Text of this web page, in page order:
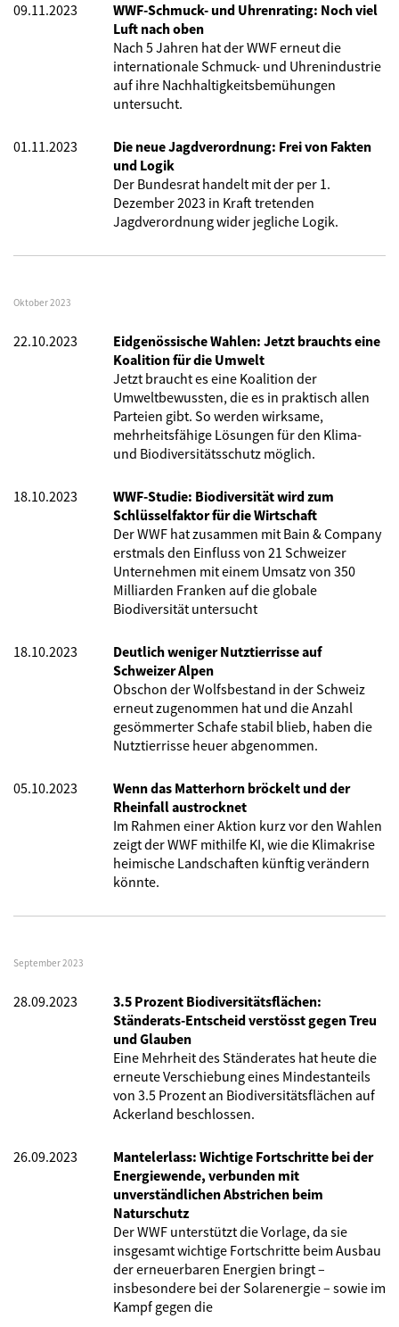
09.11.2023
WWF-Schmuck- und Uhrenrating: Noch viel
Luft nach oben
Nach 5 Jahren hat der WWF erneut die
internationale Schmuck- und Uhrenindustrie
auf ihre Nachhaltigkeitsbemühungen
untersucht.
01.11.2023
Die neue Jagdverordnung: Frei von Fakten
und Logik
Der Bundesrat handelt mit der per 1.
Dezember 2023 in Kraft tretenden
Jagdverordnung wider jegliche Logik.
Oktober 2023
22.10.2023
Eidgenössische Wahlen: Jetzt brauchts eine
Koalition für die Umwelt
Jetzt braucht es eine Koalition der
Umweltbewussten, die es in praktisch allen
Parteien gibt. So werden wirksame,
mehrheitsfähige Lösungen für den Klima-
und Biodiversitätsschutz möglich.
18.10.2023
WWF-Studie: Biodiversität wird zum
Schlüsselfaktor für die Wirtschaft
Der WWF hat zusammen mit Bain & Company
erstmals den Einfluss von 21 Schweizer
Unternehmen mit einem Umsatz von 350
Milliarden Franken auf die globale
Biodiversität untersucht
18.10.2023
Deutlich weniger Nutztierrisse auf
Schweizer Alpen
Obschon der Wolfsbestand in der Schweiz
erneut zugenommen hat und die Anzahl
gesömmerter Schafe stabil blieb, haben die
Nutztierrisse heuer abgenommen.
05.10.2023
Wenn das Matterhorn bröckelt und der
Rheinfall austrocknet
Im Rahmen einer Aktion kurz vor den Wahlen
zeigt der WWF mithilfe KI, wie die Klimakrise
heimische Landschaften künftig verändern
könnte.
September 2023
28.09.2023
3.5 Prozent Biodiversitätsflächen:
Ständerats-Entscheid verstösst gegen Treu
und Glauben
Eine Mehrheit des Ständerates hat heute die
erneute Verschiebung eines Mindestanteils
von 3.5 Prozent an Biodiversitätsflächen auf
Ackerland beschlossen.
26.09.2023
Mantelerlass: Wichtige Fortschritte bei der
Energiewende, verbunden mit
unverständlichen Abstrichen beim
Naturschutz
Der WWF unterstützt die Vorlage, da sie
insgesamt wichtige Fortschritte beim Ausbau
der erneuerbaren Energien bringt –
insbesondere bei der Solarenergie – sowie im
Kampf gegen die